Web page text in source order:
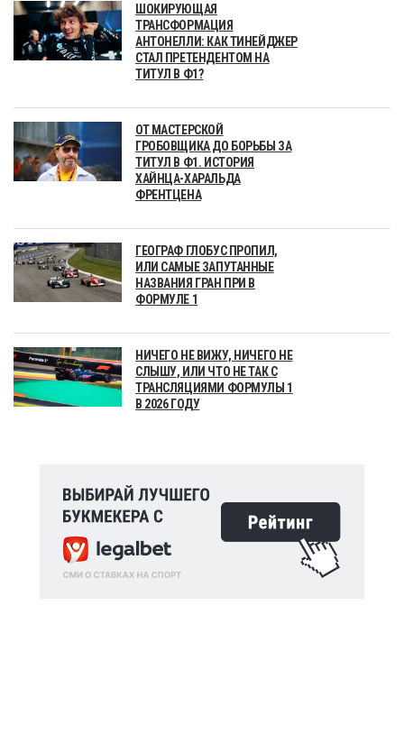
ШОКИРУЮЩАЯ
ТРАНСФОРМАЦИЯ
АНТОНЕЛЛИ: КАК ТИНЕЙДЖЕР
СТАЛ ПРЕТЕНДЕНТОМ НА
ТИТУЛ В Ф1?
ОТ МАСТЕРСКОЙ
ГРОБОВЩИКА ДО БОРЬБЫ ЗА
ТИТУЛ В Ф1. ИСТОРИЯ
ХАЙНЦА-ХАРАЛЬДА
ФРЕНТЦЕНА
ГЕОГРАФ ГЛОБУС ПРОПИЛ,
ИЛИ САМЫЕ ЗАПУТАННЫЕ
НАЗВАНИЯ ГРАН ПРИ В
ФОРМУЛЕ 1
НИЧЕГО НЕ ВИЖУ, НИЧЕГО НЕ
СЛЫШУ, ИЛИ ЧТО НЕ ТАК С
ТРАНСЛЯЦИЯМИ ФОРМУЛЫ 1
В 2026 ГОДУ